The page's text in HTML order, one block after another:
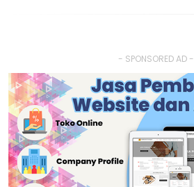
- SPONSORED AD -